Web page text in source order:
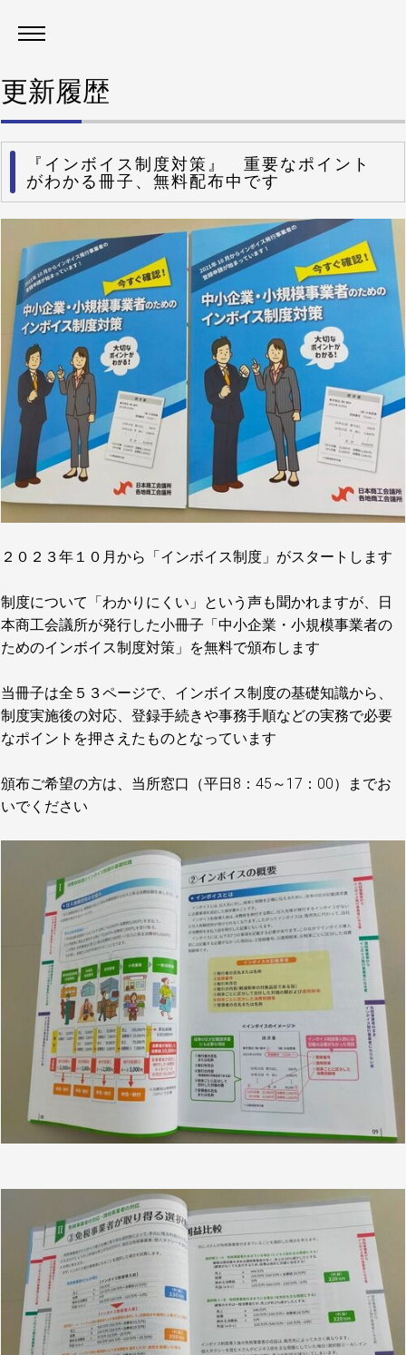
更新履歴
『インボイス制度対策』 重要なポイント
がわかる冊子、無料配布中です
２０２３年１０月から「インボイス制度」がスタートします
制度について「わかりにくい」という声も聞かれますが、日
本商工会議所が発行した小冊子「中小企業・小規模事業者の
ためのインボイス制度対策」を無料で頒布します
当冊子は全５３ページで、インボイス制度の基礎知識から、
制度実施後の対応、登録手続きや事務手順などの実務で必要
なポイントを押さえたものとなっています
頒布ご希望の方は、当所窓口（平日8：45～17：00）までお
いでください